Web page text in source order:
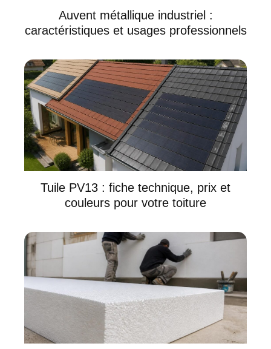
Auvent métallique industriel :
caractéristiques et usages professionnels
Tuile PV13 : fiche technique, prix et
couleurs pour votre toiture